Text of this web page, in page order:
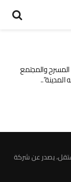
المسرح والمجتمع
يصدر عن شركة